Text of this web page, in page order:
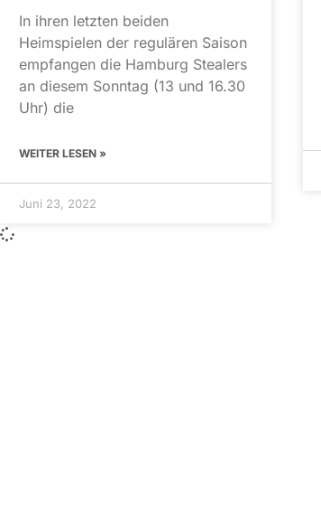
In ihren letzten beiden
Heimspielen der regulären Saison
empfangen die Hamburg Stealers
an diesem Sonntag (13 und 16.30
Uhr) die
WEITER LESEN »
Juni 23, 2022